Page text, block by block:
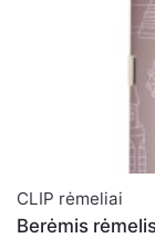
CLIP rėmeliai
Berėmis